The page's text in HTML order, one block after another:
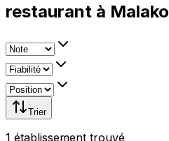
restaurant à
Trier
1 établissement trouvé